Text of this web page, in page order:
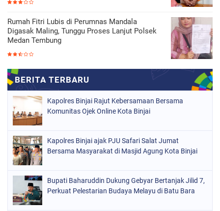
Rumah Fitri Lubis di Perumnas Mandala
Digasak Maling, Tunggu Proses Lanjut Polsek
Medan Tembung
Kapolres Binjai Rajut Kebersamaan Bersama
Komunitas Ojek Online Kota Binjai
Kapolres Binjai ajak PJU Safari Salat Jumat
Bersama Masyarakat di Masjid Agung Kota Binjai
Bupati Baharuddin Dukung Gebyar Bertanjak Jilid 7,
Perkuat Pelestarian Budaya Melayu di Batu Bara